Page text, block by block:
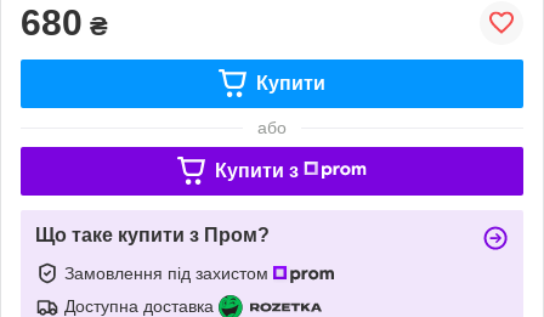
680 ₴
Купити
або
Купити з
Що таке купити з Пром?
Замовлення під захистом
Доступна доставка